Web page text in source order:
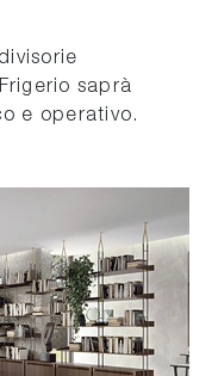
saprà
e operativo.